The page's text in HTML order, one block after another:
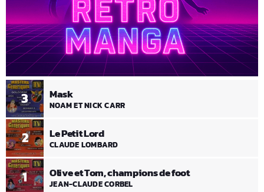
1 Olive et Tom, champions de foot
JEAN-CLAUDE CORBEL
2 Le Petit Lord
CLAUDE LOMBARD
3 Mask
NOAM ET NICK CARR